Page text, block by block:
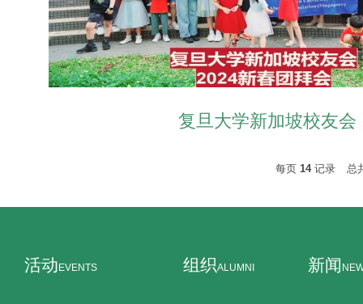
复旦大学新加坡校友会
每页 14记录 总
活动 EVENTS 组织ALUMNI 新闻